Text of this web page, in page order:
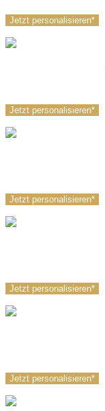
Jetzt personalisieren*
Jetzt personalisieren*
Jetzt personalisieren*
Jetzt personalisieren*
Jetzt personalisieren*